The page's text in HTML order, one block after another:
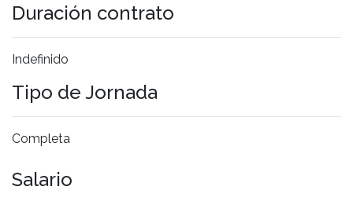
Duración contrato
Indefinido
Tipo de Jornada
Completa
Salario